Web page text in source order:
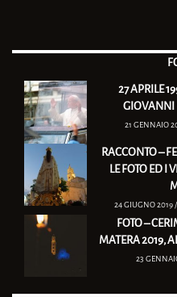
27 APRILE
GIOVANNI
21 GENNAIO
RACCONTO –
LE FOTO ED I
24 GIUGNO 2019 /
FOTO –
MATERA 2019,
23